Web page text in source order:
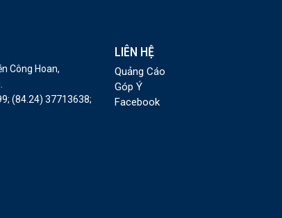
Công Hoan,
(84.24) 37713638;
LIÊN HỆ
Quảng Cáo
Góp Ý
Facebook